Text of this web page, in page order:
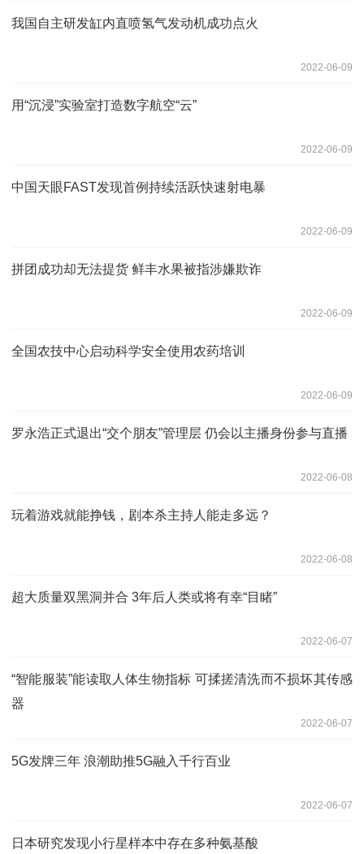
我国自主研发缸内直喷氢气发动机成功点火
2022-06-09
用“沉浸”实验室打造数字航空“云”
2022-06-09
中国天眼FAST发现首例持续活跃快速射电暴
2022-06-09
拼团成功却无法提货 鲜丰水果被指涉嫌欺诈
2022-06-09
全国农技中心启动科学安全使用农药培训
2022-06-09
罗永浩正式退出“交个朋友”管理层 仍会以主播身份参与直播
2022-06-08
玩着游戏就能挣钱，剧本杀主持人能走多远？
2022-06-08
超大质量双黑洞并合 3年后人类或将有幸“目睹”
2022-06-07
“智能服装”能读取人体生物指标 可揉搓清洗而不损坏其传感
器
2022-06-07
5G发牌三年 浪潮助推5G融入千行百业
2022-06-07
日本研究发现小行星样本中存在多种氨基酸